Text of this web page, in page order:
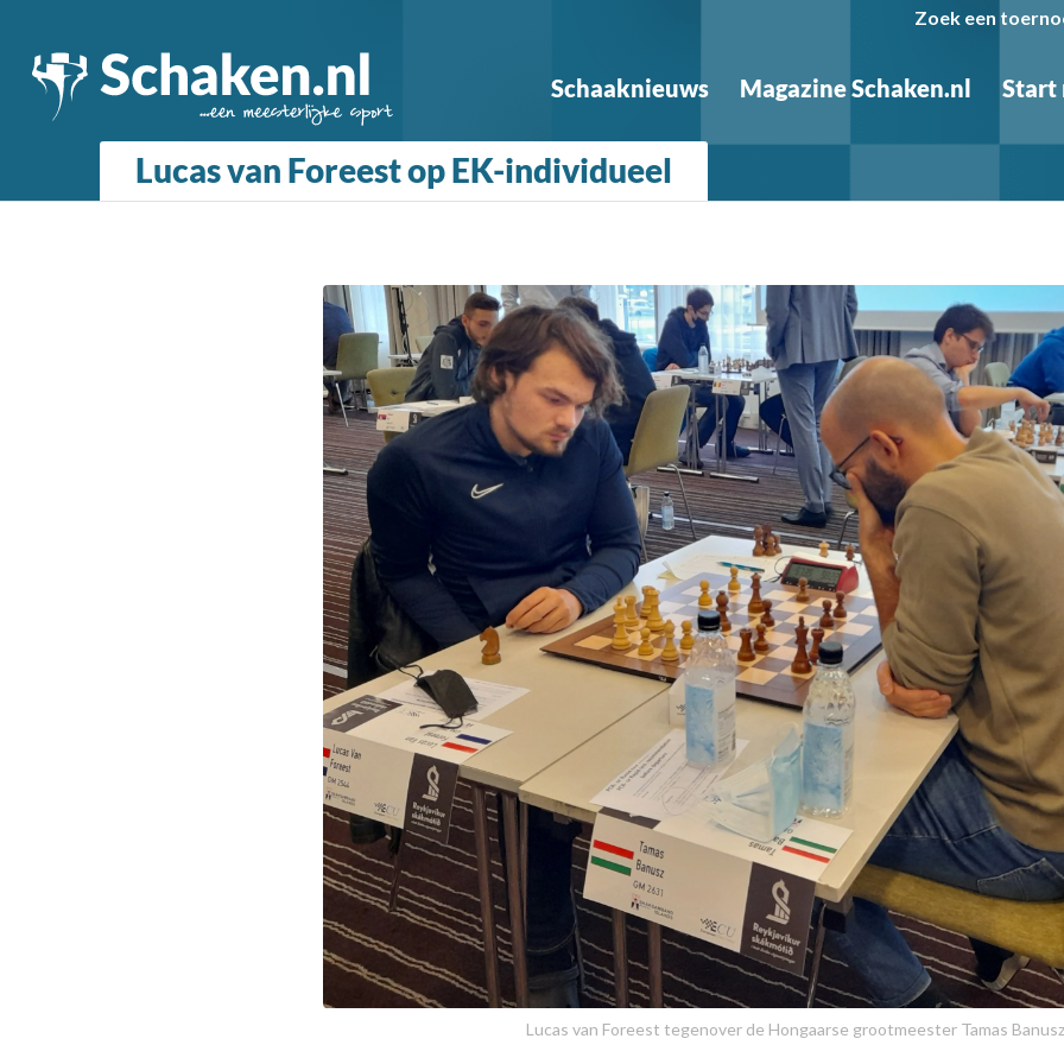
Zoek een
Schaaknieuws Magazine Schaken.nl Start
Lucas van Foreest op EK-individueel
Lucas van Foreest tegenover de Hongaarse grootmeester Tamas